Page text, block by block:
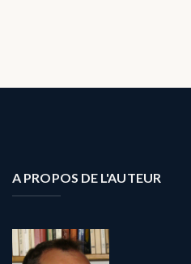
A PROPOS DE L'AUTEUR